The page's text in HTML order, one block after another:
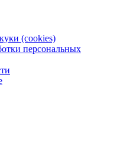
(cookies)
персональных